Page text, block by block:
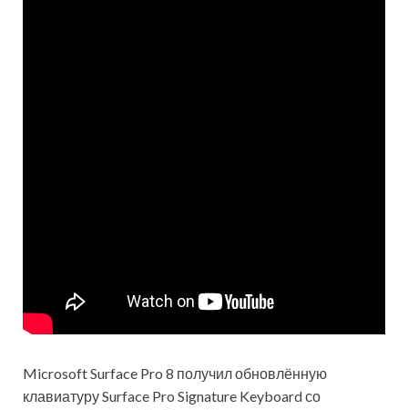
Microsoft Surface Pro 8 получил обновлённую
клавиатуру Surface Pro Signature Keyboard со